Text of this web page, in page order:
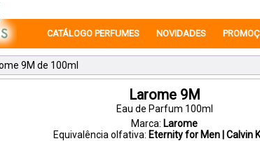
CATÁLOGO PERFUMES NOVIDADES
9M de 100ml
Larome 9M
Eau de Parfum 100ml
Marca: Larome
Equivalência olfativa: Eternity for Men | Calvin